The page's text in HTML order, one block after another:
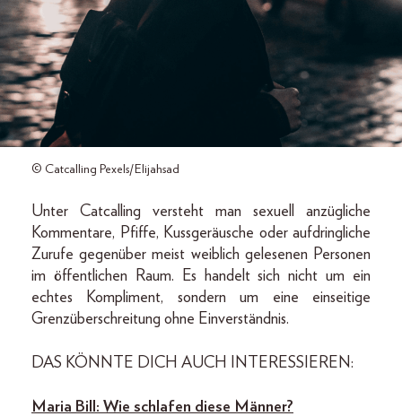
© Catcalling Pexels/Elijahsad
Unter Catcalling versteht man sexuell anzügliche
Kommentare, Pfiffe, Kussgeräusche oder aufdringliche
Zurufe gegenüber meist weiblich gelesenen Personen
im öffentlichen Raum. Es handelt sich nicht um ein
echtes Kompliment, sondern um eine einseitige
Grenzüberschreitung ohne Einverständnis.
DAS KÖNNTE DICH AUCH INTERESSIEREN:
Maria Bill: Wie schlafen diese Männer?